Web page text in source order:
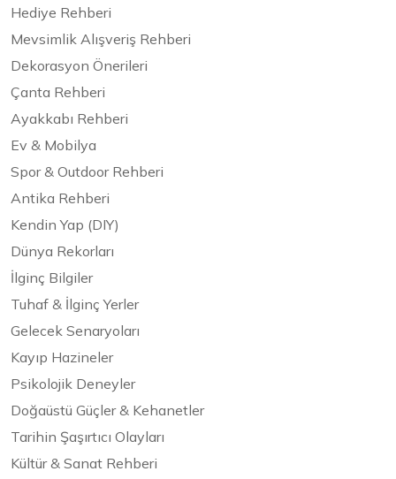
Hediye Rehberi
Mevsimlik Alışveriş Rehberi
Dekorasyon Önerileri
Çanta Rehberi
Ayakkabı Rehberi
Ev & Mobilya
Spor & Outdoor Rehberi
Antika Rehberi
Kendin Yap (DIY)
Dünya Rekorları
İlginç Bilgiler
Tuhaf & İlginç Yerler
Gelecek Senaryoları
Kayıp Hazineler
Psikolojik Deneyler
Doğaüstü Güçler & Kehanetler
Tarihin Şaşırtıcı Olayları
Kültür & Sanat Rehberi